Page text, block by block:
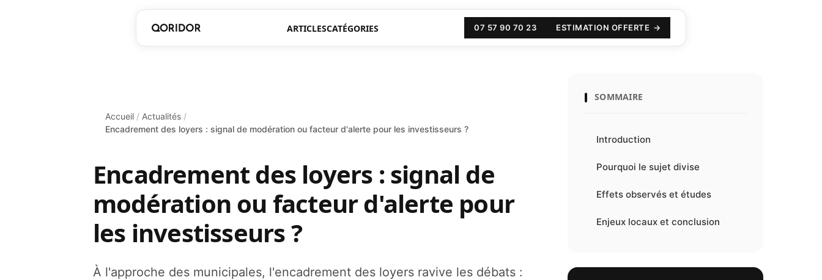
ARTICLESCATÉGORIES 07 57 90 70 23 ESTIMATION OFFERTE
Accueil / Actualités /
Encadrement des loyers : signal de modération ou facteur d'alerte pour les investisseurs ?
Encadrement des loyers : signal de
modération ou facteur d'alerte pour
les investisseurs ?
À l'approche des municipales, l'encadrement des loyers ravive les débats :
SOMMAIRE
Introduction
Pourquoi le sujet divise
Effets observés et études
Enjeux locaux et conclusion